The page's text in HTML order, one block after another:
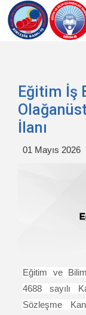
Eğitim İş
İlanı
01 Mayıs 2026
Eğitim ve
4688 sayılı
Sözleşme